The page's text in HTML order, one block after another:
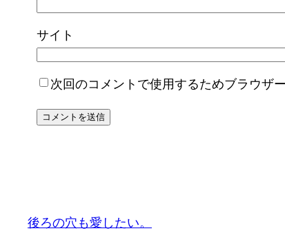
サイト
次回のコメントで使用するためブラウザ
後ろの穴も愛したい。